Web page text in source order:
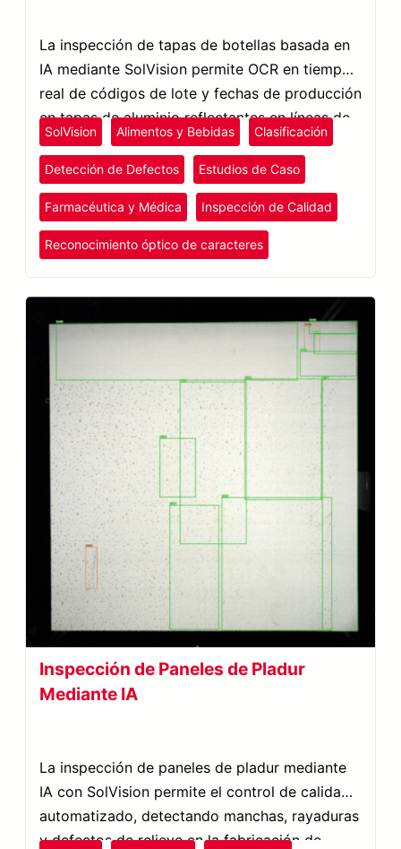
La inspección de tapas de botellas basada en
IA mediante SolVision permite OCR en tiempo
real de códigos de lote y fechas de producción
en tapas de aluminio reflectantes en líneas de
producción de alta velocidad.
SolVision Alimentos y Bebidas Clasificación
Detección de Defectos Estudios de Caso
Farmacéutica y Médica Inspección de Calidad
Reconocimiento óptico de caracteres
Inspección de Paneles de Pladur
Mediante IA
La inspección de paneles de pladur mediante
IA con SolVision permite el control de calidad
automatizado, detectando manchas, rayaduras
y defectos de relieve en la fabricación de